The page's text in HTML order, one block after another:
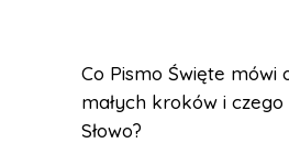
Co Pismo Święte mówi
małych kroków i czego
Słowo?